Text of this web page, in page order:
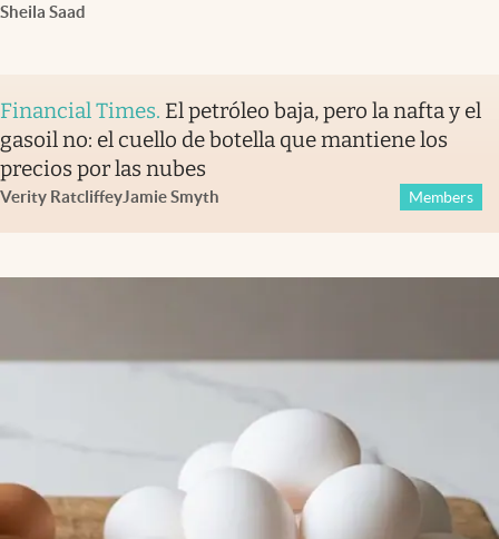
Sheila Saad
Financial Times. El petróleo baja, pero la nafta y el
gasoil no: el cuello de botella que mantiene los
precios por las nubes
Verity RatcliffeyJamie Smyth Members